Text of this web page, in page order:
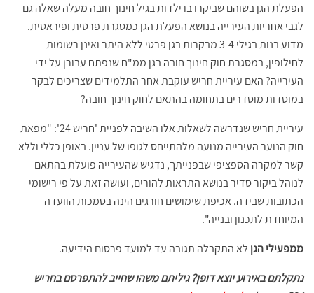
הפעלת הגן בשוהם שביקרו בו ילדות בגיל חינוך חובה מעלה שאלה גם
לגבי אחריות העירייה בנושא הפעלת הגן כמסגרת פרטית ופיראטית.
מדוע בנות בגילי 3-4 מבקרות בגן פרטי ללא היתר ואינן רשומות
לחילופין, במסגרת חוק חינוך חובה בגן ממ"ח שנפתח עבורן על ידי
העירייה? האם עיריית חריש עוקבת אחר התלמידים שצריכים לבקר
במוסדות מוסדרים בתחומה בהתאם לחוק חינוך חובה?
עיריית חריש שנדרשה לשאלות אלו השיבה לפניית 'חריש 24': "מפאת
חוק הנוער העירייה מנועה מלהתייחס לגופו של עניין. באופן כללי וללא
קשר למקרה הספציפי שבפנייתך, נדגיש שהעירייה פועלת בהתאם
לנוהל ביקור סדיר בנושא התראות להורים, ועושה זאת על פי רישומי
הכתובות שבידה. אכיפת שימושים חורגים הינה בסמכות הוועדה
המיוחדת לתכנון ובנייה".
ממפעילי הגן לא התקבלה תגובה עד למועד פרסום הידיעה.
נתקלתם באירוע יוצא דופן? גיליתם משהו שחייב להתפרסם בחריש